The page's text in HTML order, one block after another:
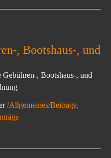
, Bootshaus-, und
Gebühren-, Bootshaus-, und
/Allgemeines/Beiträge,